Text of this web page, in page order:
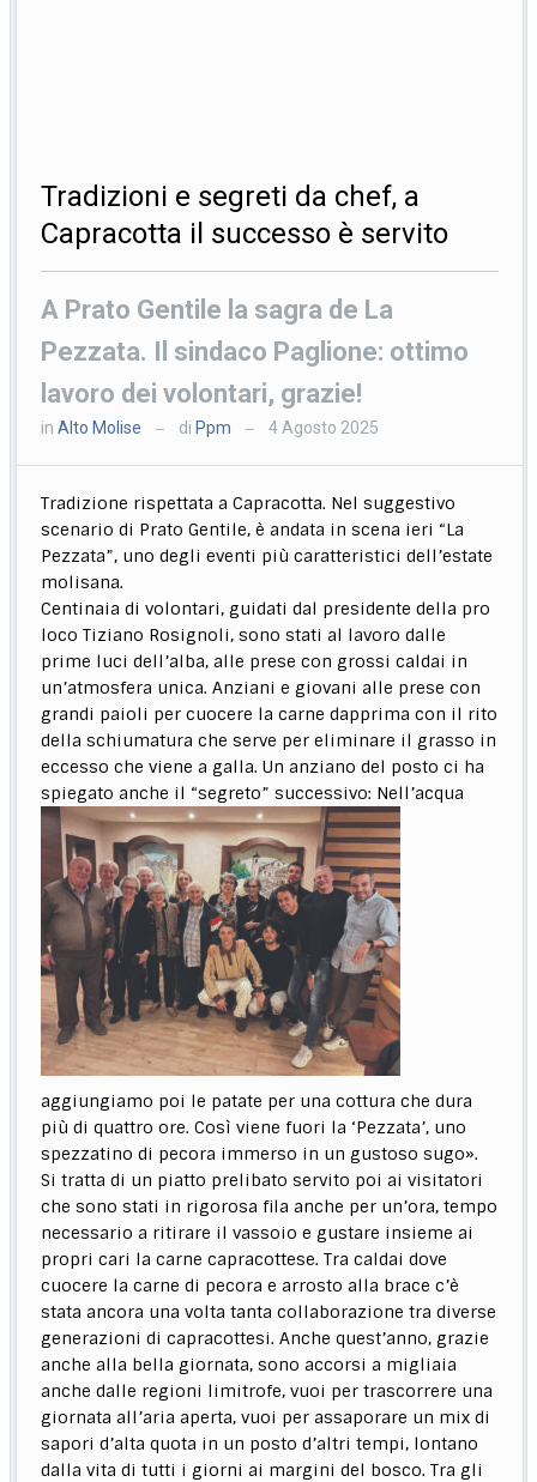
Tradizioni e segreti da chef, a
Capracotta il successo è servito
A Prato Gentile la sagra de La
Pezzata. Il sindaco Paglione: ottimo
lavoro dei volontari, grazie!
inAlto Molise — di Ppm — 4 Agosto 2025
Tradizione rispettata a Capracotta. Nel suggestivo
scenario di Prato Gentile, è andata in scena ieri “La
Pezzata”, uno degli eventi più caratteristici dell’estate
molisana.
Centinaia di volontari, guidati dal presidente della pro
loco Tiziano Rosignoli, sono stati al lavoro dalle
prime luci dell’alba, alle prese con grossi caldai in
un’atmosfera unica. Anziani e giovani alle prese con
grandi paioli per cuocere la carne dapprima con il rito
della schiumatura che serve per eliminare il grasso in
eccesso che viene a galla. Un anziano del posto ci ha
spiegato anche il “segreto” successivo: Nell’acqua
aggiungiamo poi le patate per una cottura che dura
più di quattro ore. Così viene fuori la ‘Pezzata’, uno
spezzatino di pecora immerso in un gustoso sugo».
Si tratta di un piatto prelibato servito poi ai visitatori
che sono stati in rigorosa fila anche per un’ora, tempo
necessario a ritirare il vassoio e gustare insieme ai
propri cari la carne capracottese. Tra caldai dove
cuocere la carne di pecora e arrosto alla brace c’è
stata ancora una volta tanta collaborazione tra diverse
generazioni di capracottesi. Anche quest’anno, grazie
anche alla bella giornata, sono accorsi a migliaia
anche dalle regioni limitrofe, vuoi per trascorrere una
giornata all’aria aperta, vuoi per assaporare un mix di
sapori d’alta quota in un posto d’altri tempi, lontano
dalla vita di tutti i giorni ai margini del bosco. Tra gli